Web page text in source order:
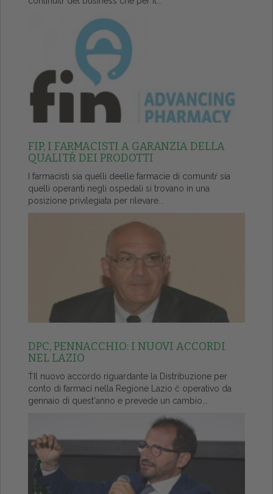
FIP, I FARMACISTI A GARANZIA DELLA
QUALITŔ DEI PRODOTTI
I farmacisti sia quelli deelle farmacie di comunitŕ sia
quelli operanti negli ospedali si trovano in una
posizione privilegiata per rilevare...
DPC, PENNACCHIO: I NUOVI ACCORDI
NEL LAZIO
ŤIl nuovo accordo riguardante la Distribuzione per
conto di farmaci nella Regione Lazio č operativo da
gennaio di quest'anno e prevede un cambio...